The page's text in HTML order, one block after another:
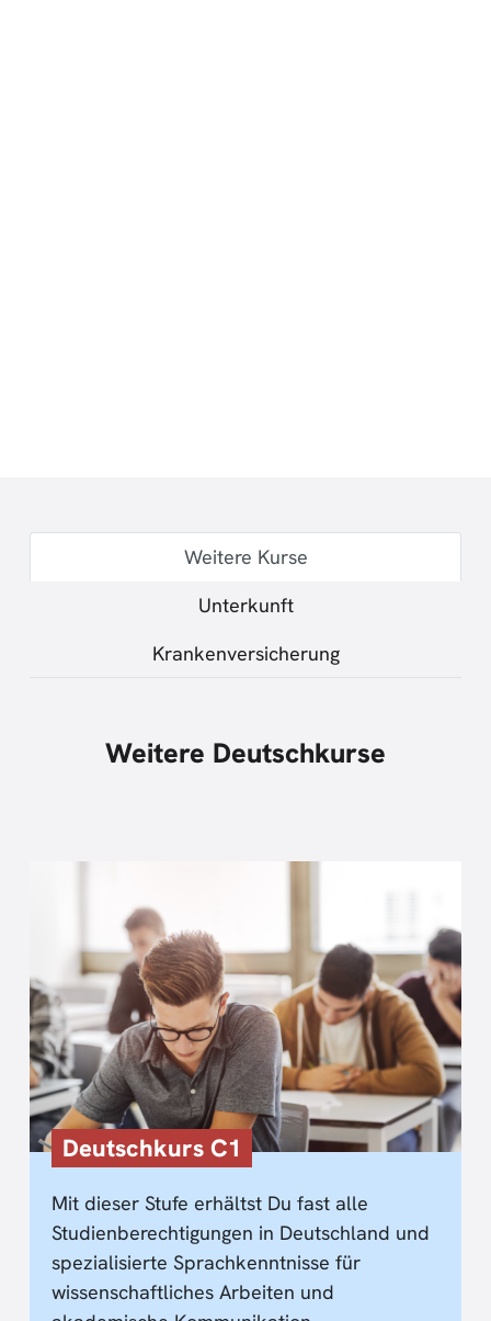
Weitere Kurse
Unterkunft
Krankenversicherung
Weitere Deutschkurse
Deutschkurs C1
Mit dieser Stufe erhältst Du fast alle
Studienberechtigungen in Deutschland und
spezialisierte Sprachkenntnisse für
wissenschaftliches Arbeiten und